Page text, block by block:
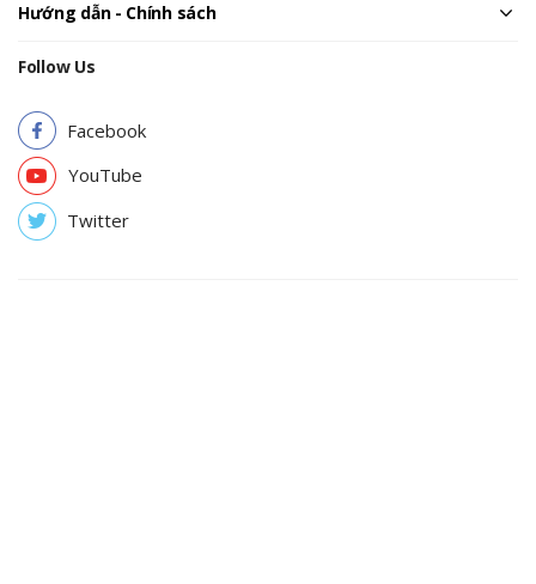
Hướng dẫn - Chính sách
Follow Us
Facebook
YouTube
Twitter